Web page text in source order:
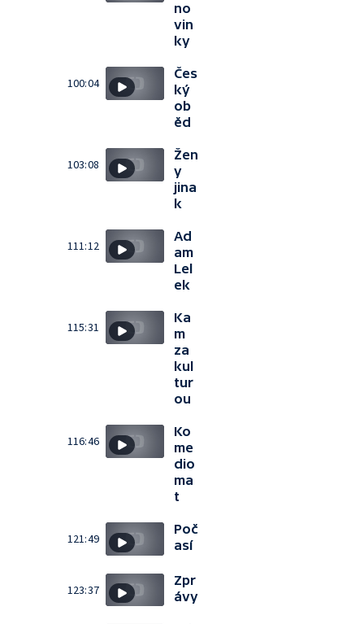
no
vin
ky
100:04
Čes
ký
ob
ěd
103:08
Žen
y
jina
k
111:12
Ad
am
Lel
ek
115:31
Ka
m
za
kul
tur
ou
116:46
Ko
me
dio
ma
t
121:49
Poč
así
123:37
Zpr
ávy